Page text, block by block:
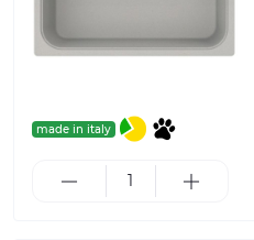
made in italy